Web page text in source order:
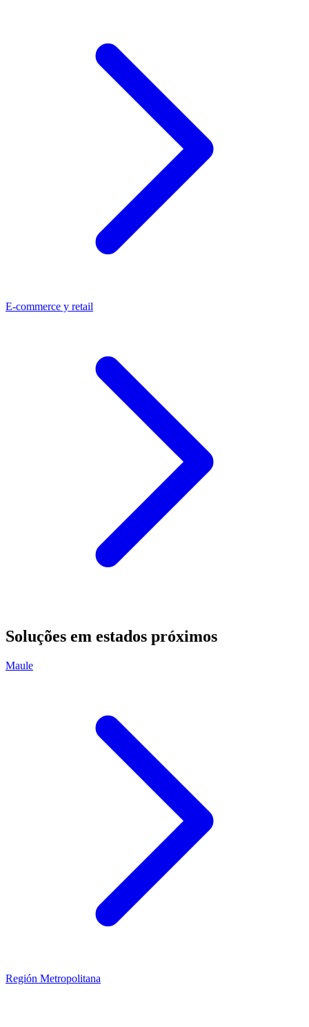
E-commerce y retail
Soluções em estados próximos
Maule
Región Metropolitana